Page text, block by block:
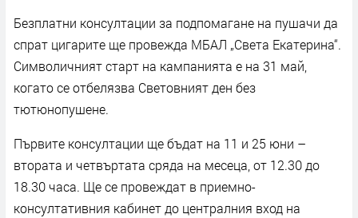
Безплатни консултации за подпомагане на пушачи да
спрат цигарите ще провежда МБАЛ „Света Екатерина“.
Символичният старт на кампанията е на 31 май,
когато се отбелязва Световният ден без
тютюнопушене.
Първите консултации ще бъдат на 11 и 25 юни –
втората и четвъртата сряда на месеца, от 12.30 до
18.30 часа. Ще се провеждат в приемно-
консултативния кабинет до централния вход на